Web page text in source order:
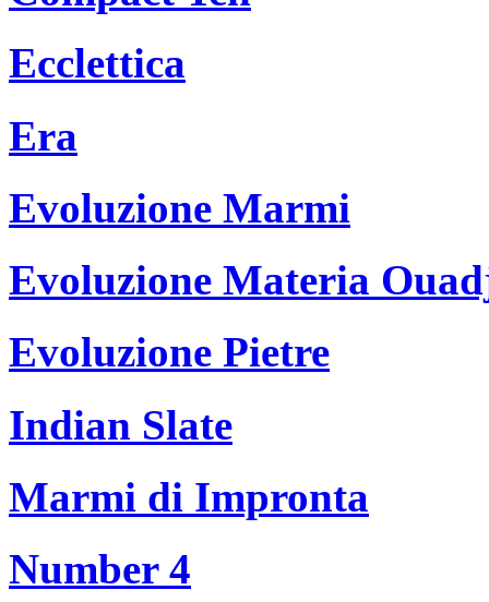
Ecclettica
Era
Evoluzione Marmi
Evoluzione Materia
Evoluzione Pietre
Indian Slate
Marmi di Impronta
Number 4